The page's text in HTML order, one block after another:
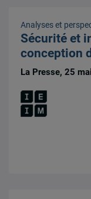
Analyses et
Sécurité et
conception
La Presse, 25